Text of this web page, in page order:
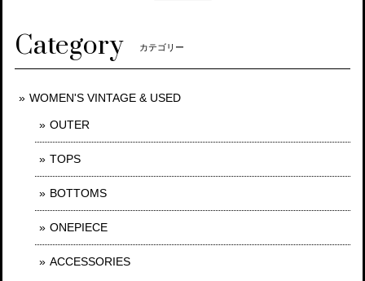
Category カテゴリー
WOMEN'S VINTAGE & USED
OUTER
TOPS
BOTTOMS
ONEPIECE
ACCESSORIES